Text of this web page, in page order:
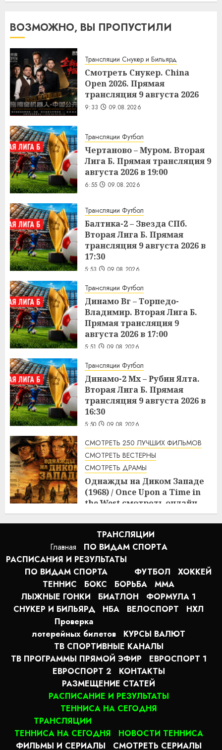
ВОЗМОЖНО, ВЫ ПРОПУСТИЛИ
Трансляции Снукер и Бильярд
Смотреть Снукер. China
Open 2026. Прямая
трансляция 9 августа 2026
9:33 09.08.2026
Трансляции Футбол
Чертаново – Муром. Вторая
Лига Б. Прямая трансляция 9
августа 2026 в 19:00
6:55 09.08.2026
Трансляции Футбол
Балтика-2 – Звезда СПб.
Вторая Лига Б. Прямая
трансляция 9 августа 2026 в
17:30
5:53 09.08.2026
Трансляции Футбол
Динамо Вг – Торпедо-
Владимир. Вторая Лига Б.
Прямая трансляция 9
августа 2026 в 17:00
5:51 09.08.2026
Трансляции Футбол
Динамо-2 Мх – Рубин Ялта.
Вторая Лига Б. Прямая
трансляция 9 августа 2026 в
16:30
5:50 09.08.2026
СМОТРЕТЬ 250 ЛУЧШИХ ФИЛЬМОВ
СМОТРЕТЬ ВЕСТЕРНЫ
СМОТРЕТЬ ДРАМЫ
Однажды на Диком Западе
(1968) / Once Upon a Time in
the West смотреть онлайн
5:08 09.08.2026
Главная
ТРАНСЛЯЦИИ
ПО ВИДАМ СПОРТA
РАСПИСАНИЯ И РЕЗУЛЬТАТЫ
ПО ВИДАМ СПОРТА
ФУТБОЛ
ХОККЕЙ
ТЕННИС
БОКС БОРЬБА
MMA
ЛЫЖНЫЕ ГОНКИ
БИАТЛОН
ФОРМУЛА 1
СНУКЕР И БИЛЬЯРД
НБА ВЕЛОСПОРТ
НХЛ
Проверка
лотерейных билетов
КУРСЫ ВАЛЮТ
ТВ СПОРТИВНЫЕ КАНАЛЫ
ТВ ПРОГРАММЫ ПРЯМОЙ ЭФИР
ЕВРОСПОРТ 1
ЕВРОСПОРТ 2
КОНТАКТЫ
РАЗМЕЩЕНИЕ СТАТЕЙ
РАСПИСАНИЕ И РЕЗУЛЬТАТЫ
ТЕННИСА НА СЕГОДНЯ
ТРАНСЛЯЦИИ
ТЕННИСА НА СЕГОДНЯ
НОВОСТИ ТЕННИСА
ФИЛЬМЫ И СЕРИАЛЫ
СМОТРЕТЬ СЕРИАЛЫ